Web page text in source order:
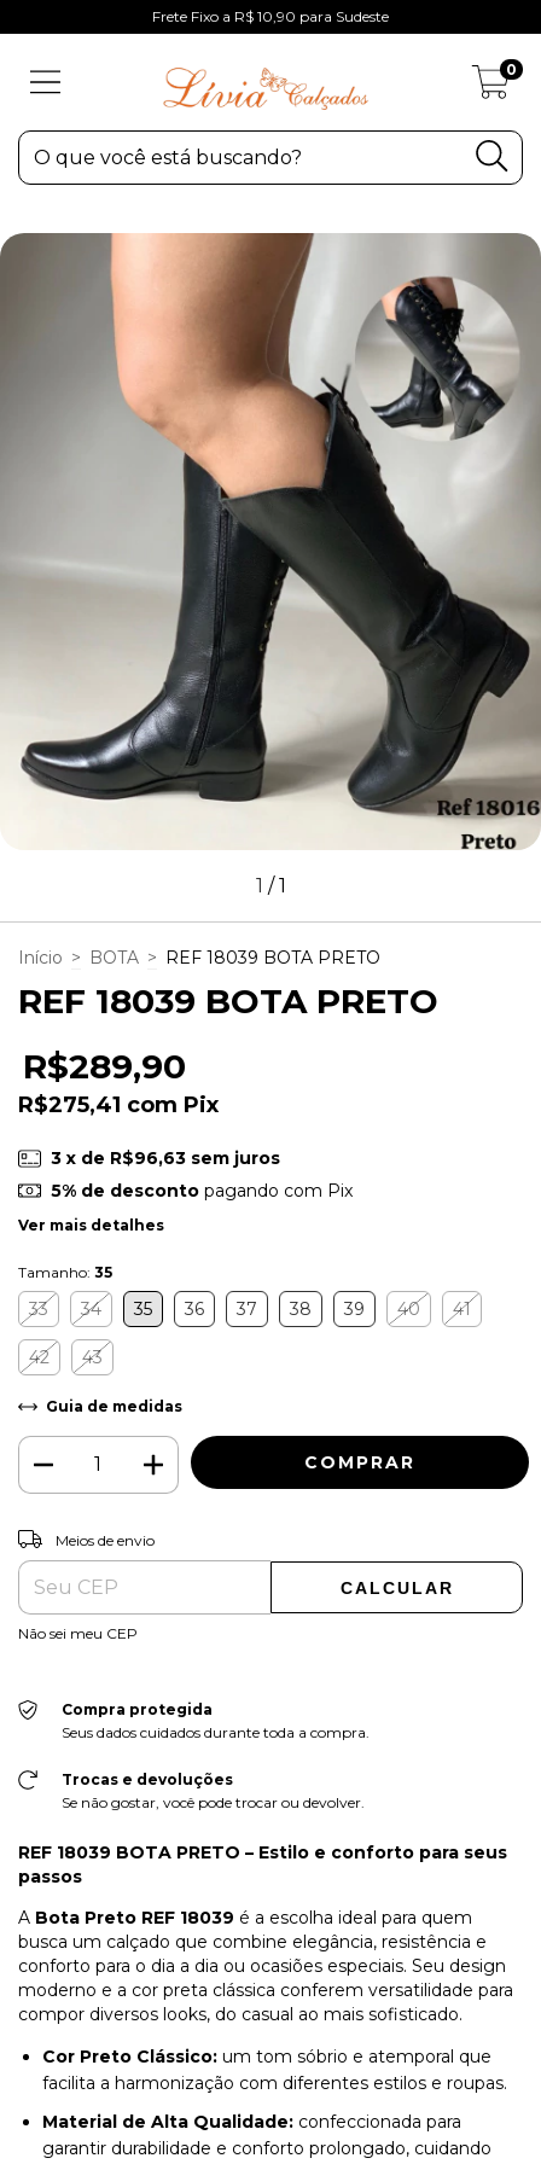
Frete Fixo a R$ 10,90 para Sudeste
0
1 /1
Início > BOTA > REF 18039 BOTA PRETO
REF 18039 BOTA PRETO
R$289,90
R$275,41 com Pix
3 x de R$96,63 sem juros
5% de descontopagando com Pix
Ver mais detalhes
Tamanho: 35
33 34 35 36 37 38 39 40 41
42 43
Guia de medidas
Entregas para o CEP:
Meios de envio
CALCULAR
Não sei meu CEP
Compra protegida
Seus dados cuidados durante toda a compra.
Trocas e devoluções
Se não gostar, você pode trocar ou devolver.
REF 18039 BOTA PRETO – Estilo e conforto para seus
passos
A Bota Preto REF 18039 é a escolha ideal para quem
busca um calçado que combine elegância, resistência e
conforto para o dia a dia ou ocasiões especiais. Seu design
moderno e a cor preta clássica conferem versatilidade para
compor diversos looks, do casual ao mais sofisticado.
Cor Preto Clássico: um tom sóbrio e atemporal que
facilita a harmonização com diferentes estilos e roupas.
Material de Alta Qualidade: confeccionada para
garantir durabilidade e conforto prolongado, cuidando